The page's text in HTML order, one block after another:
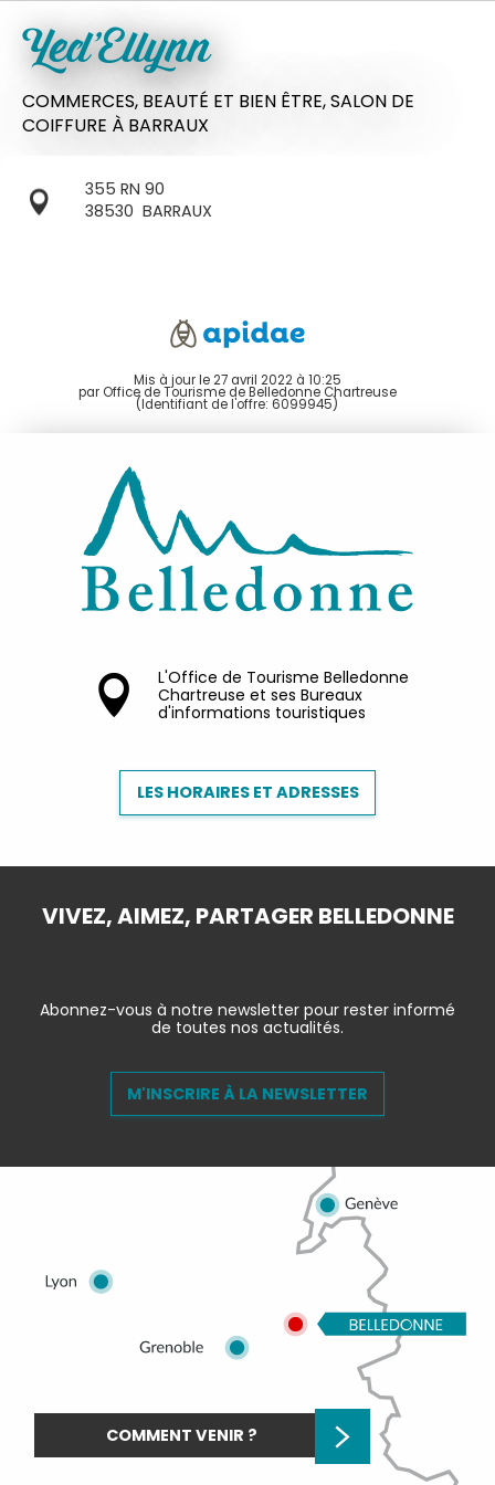
Yed'Ellynn
COMMERCES, BEAUTÉ ET BIEN ÊTRE,SALON DE
COIFFURE À BARRAUX
355 RN 90
38530 BARRAUX
Mis à jour le 27 avril 2022 à 10:25
par Office de Tourisme de Belledonne Chartreuse
(Identifiant de l'offre: 6099945)
L'Office de Tourisme Belledonne
Chartreuse et ses Bureaux
d'informations touristiques
LES HORAIRES ET ADRESSES
VIVEZ, AIMEZ, PARTAGER BELLEDONNE
Abonnez-vous à notre newsletter pour rester informé
de toutes nos actualités.
M'INSCRIRE À LA NEWSLETTER
COMMENT VENIR ?